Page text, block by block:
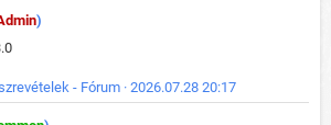
)
- Fórum · 2026.07.28 20:17